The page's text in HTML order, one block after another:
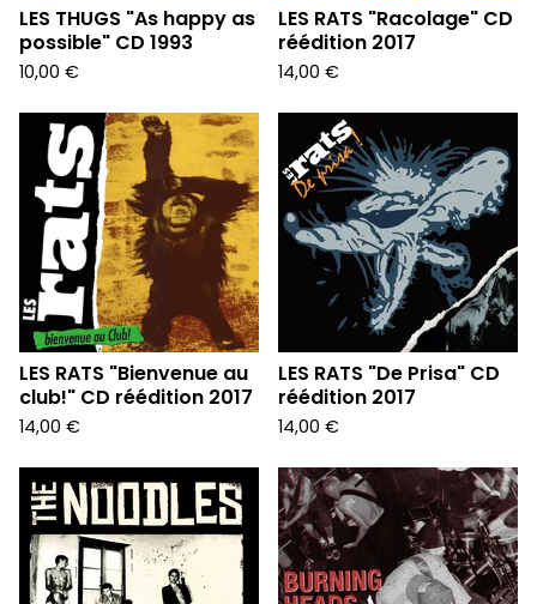
LES THUGS "As happy as
possible" CD 1993
10,00 €
LES RATS "Racolage" CD
réédition 2017
14,00 €
LES RATS "Bienvenue au
club!" CD réédition 2017
14,00 €
LES RATS "De Prisa" CD
réédition 2017
14,00 €